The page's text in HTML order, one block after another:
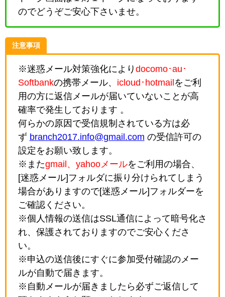
のでどうぞご安心下さいませ。
注意事項
※迷惑メール対策強化により docomo･au･
Softbankの携帯メール、 icloud･hotmail をご利
用の方に返信メールが届いていないことが高
確率で発生しております 。
何らかの原因で受信規制されている方は必
ず branch2017.info@gmail.com の受信許可の
設定をお願い致します。
※またgmail、yahooメールをご利用の場合、
[迷惑メール]フォルダに振り分けられてしまう
場合がありますので[迷惑メール]フォルダーを
ご確認ください。
※個人情報の送信はSSL通信によって暗号化さ
れ、保護されておりますのでご安心くださ
い。
※申込の送信後にすぐに参加受付確認のメー
ルが自動で届きます。
※自動メールが届きましたら必ずご返信して